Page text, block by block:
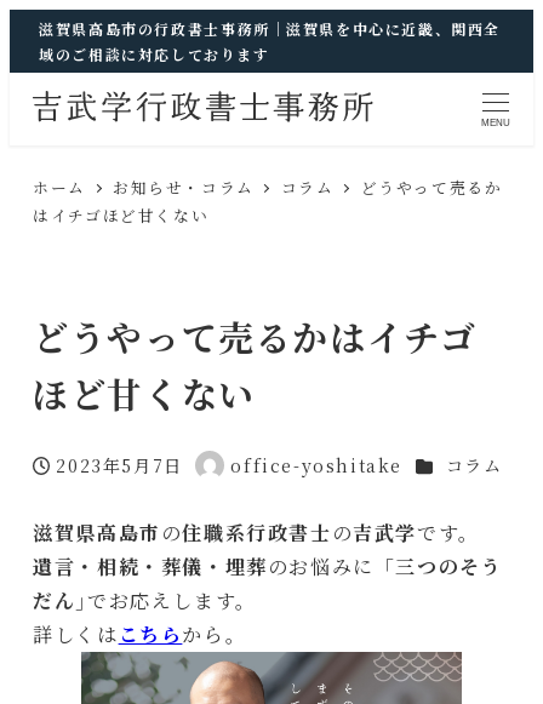
滋賀県高島市の行政書士事務所｜滋賀県を中心に近畿、関西全
域のご相談に対応しております
MENU
ホーム お知らせ・コラム コラム
どうやって売るか
はイチゴほど甘くない
どうやって売るかはイチゴ
ほど甘くない
投稿日
2023年5月7日
著
office-yoshitake カテゴリー
コラム
滋賀県高島市 の住職系行政書士の吉武学です。
遺言・相続・葬儀・埋葬のお悩みに「三つのそう
だん ｣でお応えします。
詳しくは こちらから。